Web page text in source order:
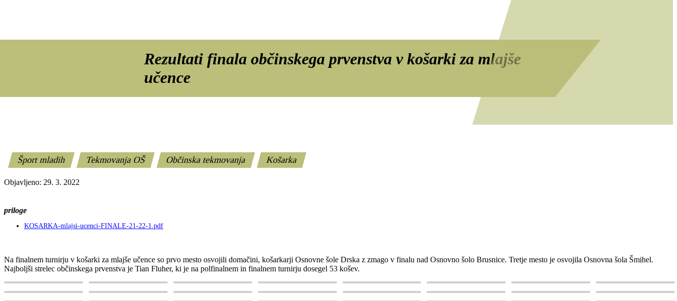
Rezultati finala občinskega prvenstva v košarki za mlajše
učence
Šport mladih Tekmovanja OŠ Občinska tekmovanja Košarka
Objavljeno: 29. 3. 2022
priloge
KOSARKA-mlajsi-ucenci-FINALE-21-22-1.pdf
Na finalnem turnirju v košarki za mlajše učence so prvo mesto osvojili domačini, košarkarji Osnovne šole Drska z zmago v finalu nad Osnovno šolo Brusnice. Tretje mesto je osvojila Osnovna šola Šmihel.
Najboljši strelec občinskega prvenstva je Tian Fluher, ki je na polfinalnem in finalnem turnirju dosegel 53 košev.